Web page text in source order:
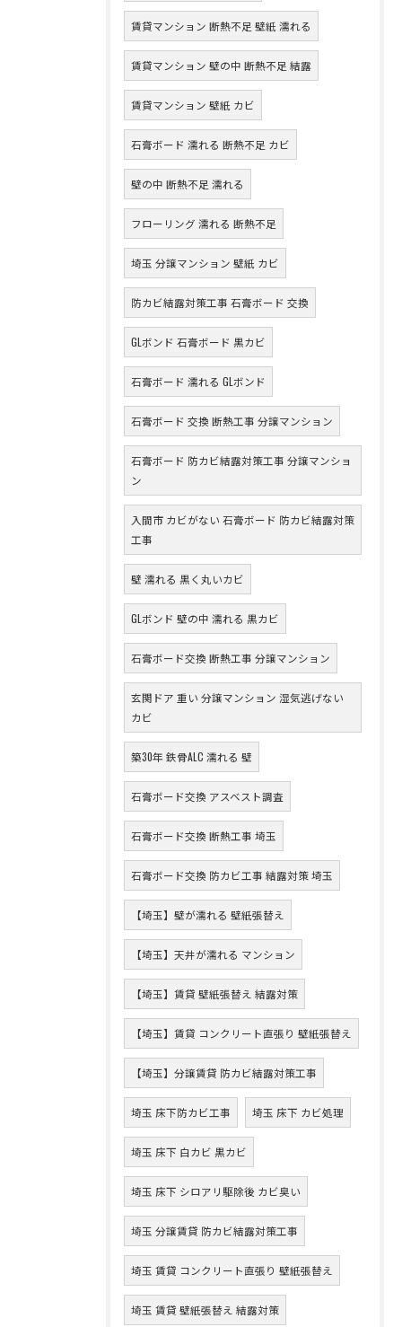
賃貸マンション 断熱不足 壁紙 濡れる
賃貸マンション 壁の中 断熱不足 結露
賃貸マンション 壁紙 カビ
石膏ボード 濡れる 断熱不足 カビ
壁の中 断熱不足 濡れる
フローリング 濡れる 断熱不足
埼玉 分譲マンション 壁紙 カビ
防カビ結露対策工事 石膏ボード 交換
GLボンド 石膏ボード 黒カビ
石膏ボード 濡れる GLボンド
石膏ボード 交換 断熱工事 分譲マンション
石膏ボード 防カビ結露対策工事 分譲マンショ
ン
入間市 カビがない 石膏ボード 防カビ結露対策
工事
壁 濡れる 黒く丸いカビ
GLボンド 壁の中 濡れる 黒カビ
石膏ボード交換 断熱工事 分譲マンション
玄関ドア 重い 分譲マンション 湿気逃げない
カビ
築30年 鉄骨ALC 濡れる 壁
石膏ボード交換 アスベスト調査
石膏ボード交換 断熱工事 埼玉
石膏ボード交換 防カビ工事 結露対策 埼玉
【埼玉】壁が濡れる 壁紙張替え
【埼玉】天井が濡れる マンション
【埼玉】賃貸 壁紙張替え 結露対策
【埼玉】賃貸 コンクリート直張り 壁紙張替え
【埼玉】分譲賃貸 防カビ結露対策工事
埼玉 床下防カビ工事 埼玉 床下 カビ処理
埼玉 床下 白カビ 黒カビ
埼玉 床下 シロアリ駆除後 カビ臭い
埼玉 分譲賃貸 防カビ結露対策工事
埼玉 賃貸 コンクリート直張り 壁紙張替え
埼玉 賃貸 壁紙張替え 結露対策